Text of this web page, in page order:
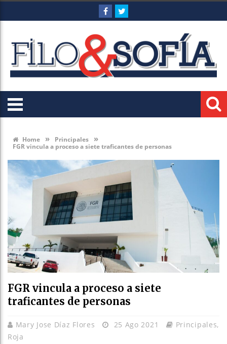
Home » Principales »
FGR vincula a proceso a siete traficantes de personas
FGR vincula a proceso a siete
traficantes de personas
Mary Jose Díaz Flores 25 Ago 2021 Principales,
Roja